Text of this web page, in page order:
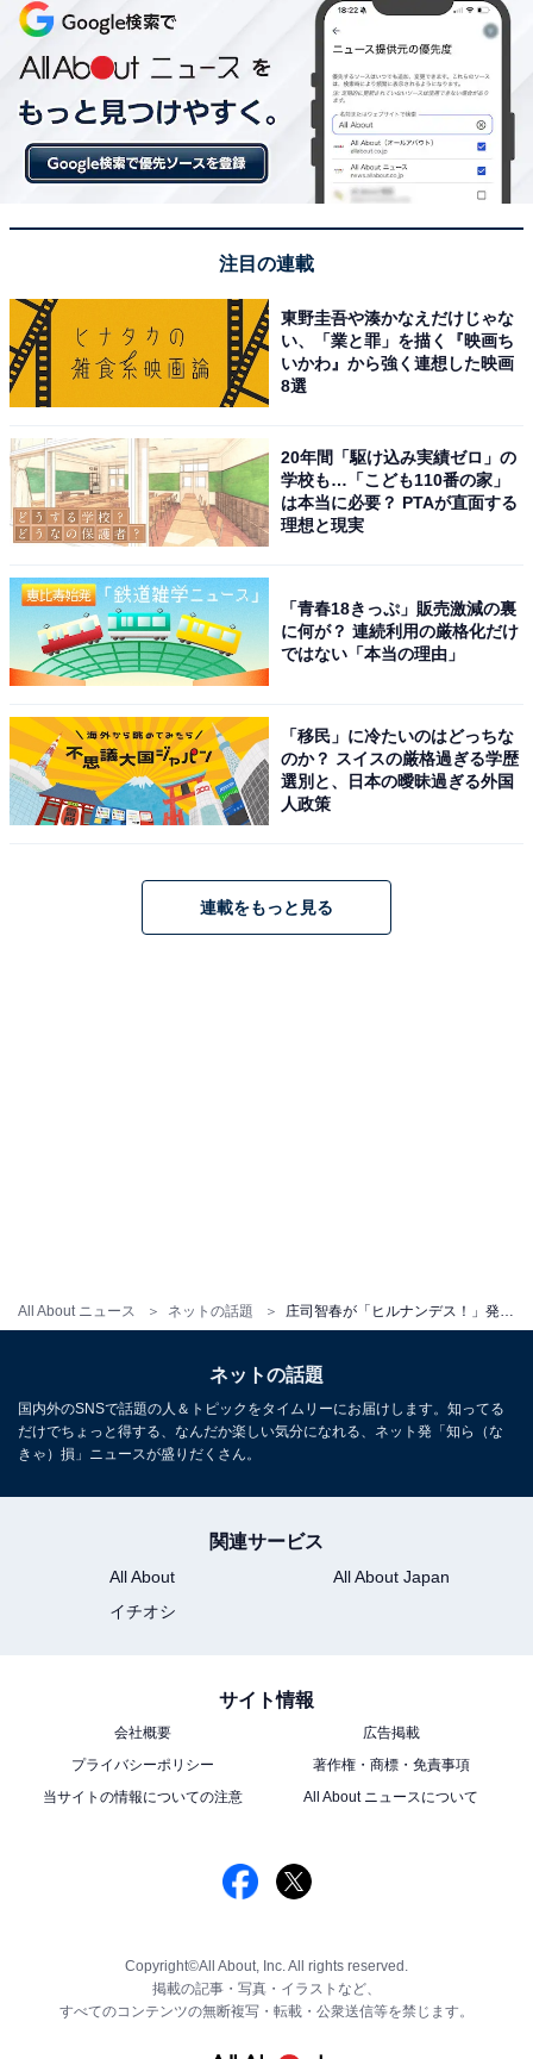
All About ニュース ネットの話題
注目の連載
東野圭吾や湊かなえだけじゃな
い、「業と罪」を描く『映画ち
いかわ』から強く連想した映画
8選
20年間「駆け込み実績ゼロ」の
学校も…「こども110番の家」
は本当に必要？ PTAが直面する
理想と現実
「青春18きっぷ」販売激減の裏
に何が？ 連続利用の厳格化だけ
ではない「本当の理由」
「移民」に冷たいのはどっちな
のか？ スイスの厳格過ぎる学歴
選別と、日本の曖昧過ぎる外国
人政策
連載をもっと見る
ネットの話題
国内外のSNSで話題の人＆トピックをタイムリーにお届けします。知ってる
だけでちょっと得する、なんだか楽しい気分になれる、ネット発「知ら（な
きゃ）損」ニュースが盛りだくさん。
関連サービス
All About
All About Japan
イチオシ
サイト情報
会社概要
広告掲載
プライバシーポリシー
著作権・商標・免責事項
当サイトの情報についての注意
All About ニュースについて
Copyright©All About, Inc. All rights reserved.
掲載の記事・写真・イラストなど、
すべてのコンテンツの無断複写・転載・公衆送信等を禁じます。